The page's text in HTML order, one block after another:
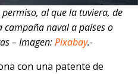
al que la tuviera, de
campaña naval a países o
– Imagen:Pixabay.-
con una patente de